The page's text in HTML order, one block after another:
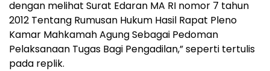
dengan melihat Surat Edaran MA RI nomor 7 tahun
2012 Tentang Rumusan Hukum Hasil Rapat Pleno
Kamar Mahkamah Agung Sebagai Pedoman
Pelaksanaan Tugas Bagi Pengadilan,” seperti tertulis
pada replik.